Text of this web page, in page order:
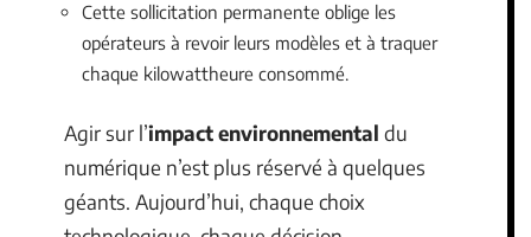
Cette sollicitation permanente oblige les
opérateurs à revoir leurs modèles et à traquer
chaque kilowattheure consommé.
Agir sur l’impact environnemental du
numérique n’est plus réservé à quelques
géants. Aujourd’hui, chaque choix